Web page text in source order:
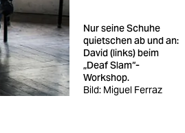
Nur seine Schuhe
quietschen ab und an:
David (links) beim
„Deaf Slam“-
Workshop.
Bild: Miguel Ferraz